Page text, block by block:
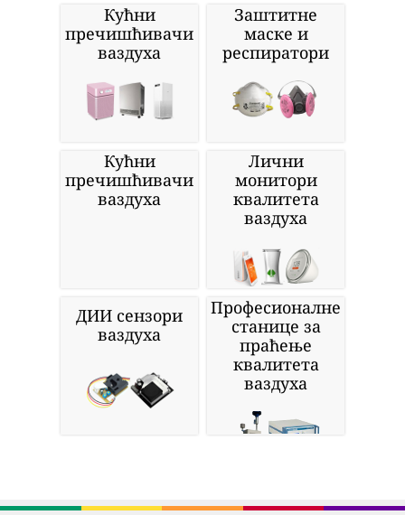
Кућни
пречишћивачи
ваздуха
Заштитне
маске и
респиратори
Кућни
пречишћивачи
ваздуха
Лични
монитори
квалитета
ваздуха
ДИИ сензори
ваздуха
Професионалне
станице за
праћење
квалитета
ваздуха